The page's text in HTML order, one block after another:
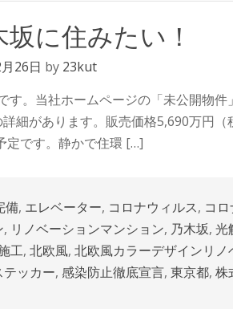
に住みたい！
26日 by 23kut
す。当社ホームページの「未公開物
細があります。販売価格5,690万円（
定です。静かで住環 […]
備, エレベーター, コロナウィルス, コ
, リノベーションマンション, 乃木坂, 光
工, 北欧風, 北欧風カラーデザインリノ
ッカー, 感染防止徹底宣言, 東京都, 株